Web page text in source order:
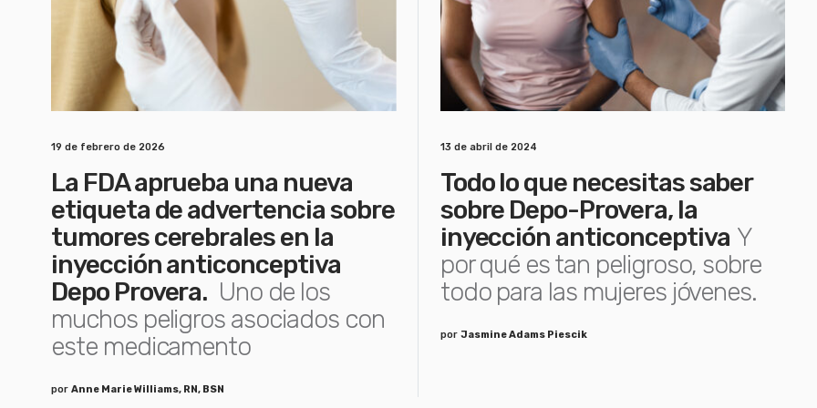
19 de febrero de 2026
La FDA aprueba una nueva
etiqueta de advertencia sobre
tumores cerebrales en la
inyección anticonceptiva
Depo Provera. Uno de los
muchos peligros asociados con
este medicamento
por Anne Marie Williams, RN, BSN
13 de abril de 2024
Todo lo que necesitas saber
sobre Depo-Provera, la
inyección anticonceptiva Y
por qué es tan peligroso, sobre
todo para las mujeres jóvenes.
por Jasmine Adams Piescik